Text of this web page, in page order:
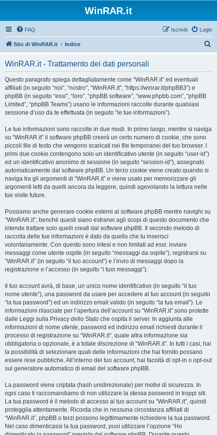
WinRAR.it
FAQ Login
Iscriviti
Sito di WinRAR.it Indice
WinRAR.it - Trattamento dei dati personali
Questo paragrafo spiega dettagliatamente come “WinRAR.it” ed eventuali
affiliati (in seguito “noi”, “nostro”, “WinRAR.it”, “https://winrar.it/phpBB3”) e
phpBB (in seguito “essi”, “loro”, “phpBB software”, “www.phpbb.com”, “phpBB
Limited”, “phpBB Teams”) usano le informazioni raccolte durante qualsiasi
sessione d’uso da te effettuata (in seguito “le tue informazioni”).
Le tue informazioni sono raccolte in due modi. In primo luogo, mentre si naviga
su “WinRAR.it” il software phpBB creerà un certo numero di cookie, che sono
piccoli file di testo che vengono scaricati nei file temporanei del tuo browser. I
primi due cookie contengono solo un identificativo utente (in seguito “user-id”)
ed un identificativo anonimo di sessione (in seguito “session-id”), assegnato
automaticamente dal software phpBB. Un terzo cookie viene creato quando si
naviga tra gli argomenti di “WinRAR.it” e viene usato per memorizzare gli
argomenti letti da quelli ancora da leggere, quindi agevolando la lettura nelle
tue visite future.
Possiamo anche generare cookie esterni al software phpBB mentre navighi su
“WinRAR.it”, benché questi siano estranei agli scopi di questo documento che
intende trattare solo quelli creati dal software phpBB. Il secondo metodo di
raccolta delle tue informazioni è dato da quello che tu inserisci
volontariamente. Con questo sono intesi e non limitati ad essi: inviare
messaggi come utente ospite (in seguito “messaggi da ospite”), registrarsi su
“WinRAR.it” (in seguito “il tuo account”) e l’invio di messaggi dopo la
registrazione e l’accesso (in seguito “i tuoi messaggi”).
Il tuo account avrà, di base, un unico nome identificativo (in seguito “il tuo
nome utente”), una password da usare per accedere al tuo account (in seguito
“la tua password”) ed un indirizzo email valido (in seguito “la tua email”). Le
informazioni rilasciate per l’apertura dell’account su “WinRAR.it” sono protette
dalle Leggi sulla Privacy dello Stato che ospita il server. In aggiunta alle
informazioni di nome utente, password ed indirizzo email richiesti durante il
processo di registrazione su “WinRAR.it”, quale altra informazione sia
obbligatoria o opzionale, è a totale discrezione di “WinRAR.it”. In tutti i casi, hai
la possibilità di selezionare quali delle informazioni che hai fornito possano
essere rese pubbliche. All’interno del tuo account, hai facoltà di opt-in o opt-out
sul generatore automatico di email del software phpBB.
La password viene criptata (hash unidirezionale) per motivi di sicurezza. In
ogni caso ti raccomandiamo di non utilizzare la stessa password in troppi siti.
La tua password è il metodo di accesso al tuo account su “WinRAR.it”, quindi
proteggila attentamente. Ricorda che in nessuna circostanza affiliati di
“WinRAR.it”, phpBB o terzi possono legittimamente richiedere la tua password.
Nel caso dimenticassi la tua password, puoi utilizzare l’opzione “Ho